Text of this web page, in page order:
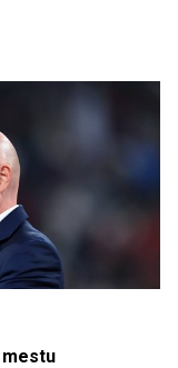
mestu